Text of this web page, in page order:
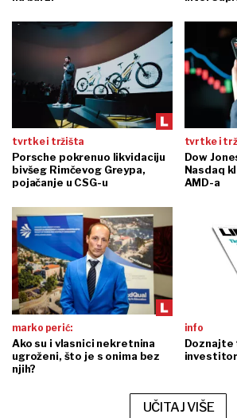
tvrtke i tržišta
Porsche pokrenuo likvidaciju
bivšeg Rimčevog Greypa,
pojačanje u CSG-u
tvrtke i
Dow
Nasdaq
AMD-a
marko perić:
Ako su i vlasnici nekretnina
ugroženi, što je s onima bez
njih?
info
Doznajte
UČITAJ VIŠE